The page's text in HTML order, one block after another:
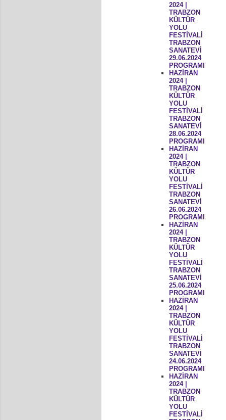
2024 |
TRABZON
KÜLTÜR
YOLU
FESTİVALİ
TRABZON
SANATEVİ
29.06.2024
PROGRAMI
HAZİRAN
2024 |
TRABZON
KÜLTÜR
YOLU
FESTİVALİ
TRABZON
SANATEVİ
28.06.2024
PROGRAMI
HAZİRAN
2024 |
TRABZON
KÜLTÜR
YOLU
FESTİVALİ
TRABZON
SANATEVİ
26.06.2024
PROGRAMI
HAZİRAN
2024 |
TRABZON
KÜLTÜR
YOLU
FESTİVALİ
TRABZON
SANATEVİ
25.06.2024
PROGRAMI
HAZİRAN
2024 |
TRABZON
KÜLTÜR
YOLU
FESTİVALİ
TRABZON
SANATEVİ
24.06.2024
PROGRAMI
HAZİRAN
2024 |
TRABZON
KÜLTÜR
YOLU
FESTİVALİ